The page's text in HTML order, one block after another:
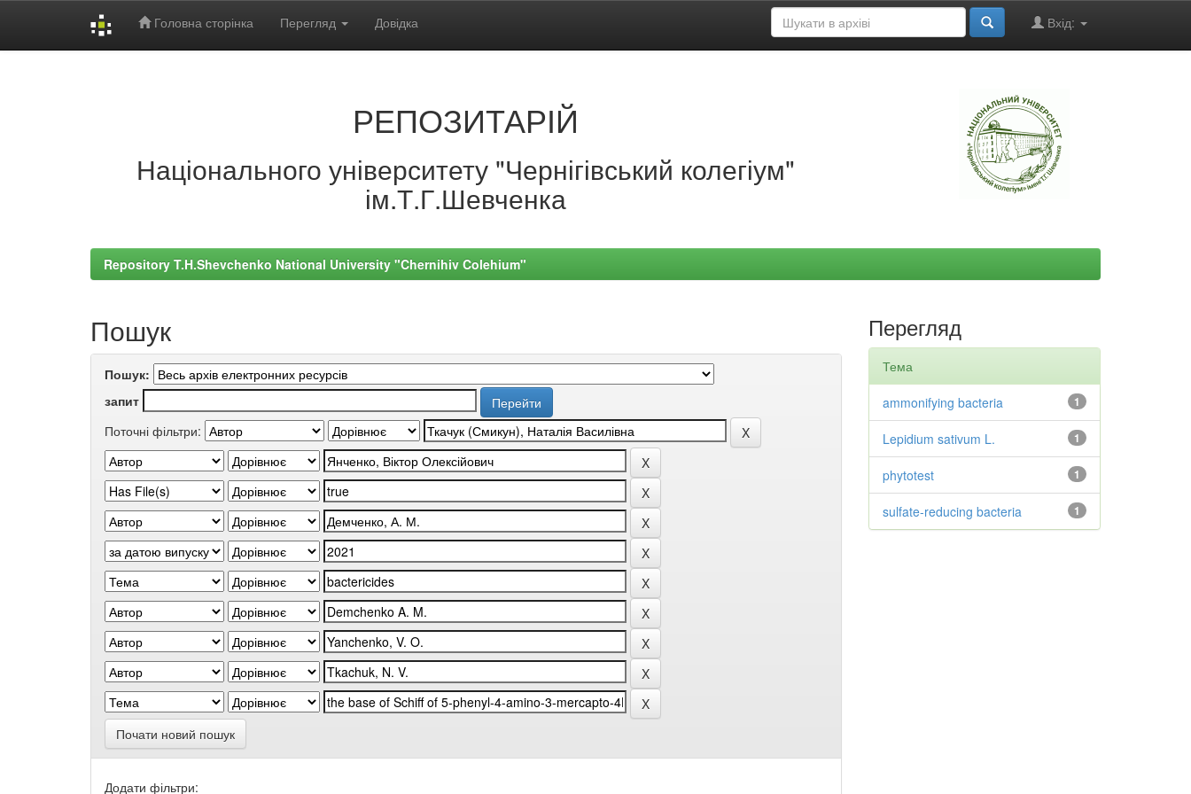
Головна сторінка Перегляд Довідка Вхід:
РЕПОЗИТАРІЙ
Національного університету "Чернігівський колегіум"
ім.Т.Г.Шевченка
Repository T.H.Shevchenko National University "Chernihiv Colehium"
Пошук
Пошук:
запит
Поточні фільтри:
Почати новий пошук
Додати фільтри:
Перегляд
Тема
1
ammonifying bacteria
1
Lepidium sativum L.
1
phytotest
1
sulfate-reducing bacteria